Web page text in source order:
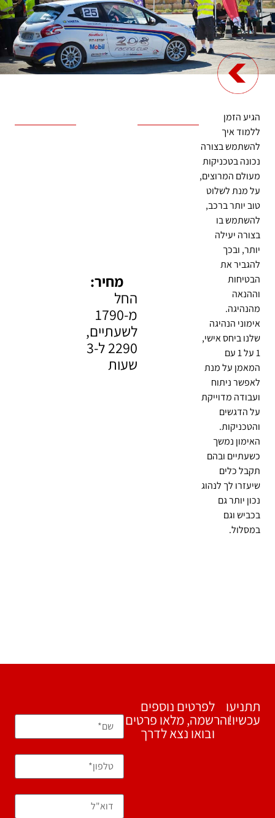
הגיע הזמן
ללמוד איך
להשתמש בצורה
נכונה בטכניקות
מעולם המרוצים,
על מנת לשלוט
טוב יותר ברכב,
להשתמש בו
בצורה יעילה
יותר, ובכך
להגביר את
הבטיחות
וההנאה
מהנהיגה.
אימוני הנהיגה
שלנו ביחס אישי,
1 על 1 עם
המאמן על מנת
לאפשר ניתוח
ועבודה מדוייקת
על הדגשים
והטכניקות.
האימון נמשך
כשעתיים ובהם
תקבל כלים
שיעזרו לך לנהוג
נכון יותר גם
בכביש וגם
במסלול.
מחיר:
החל
מ-1790
לשעתיים,
2290 ל-3
שעות
תתניעו
עכשיו!
לפרטים נוספים
והרשמה, מלאו פרטים
ובואו נצא לדרך